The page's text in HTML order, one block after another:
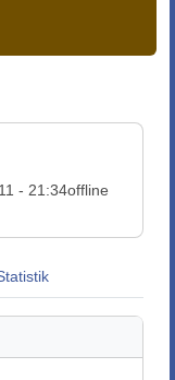
- 21:34offline